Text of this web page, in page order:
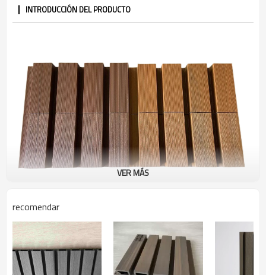
INTRODUCCIÓN DEL PRODUCTO
Panel de pared exterior de coextrusión
Revestimiento de pared Wpc
VER MÁS
recomendar